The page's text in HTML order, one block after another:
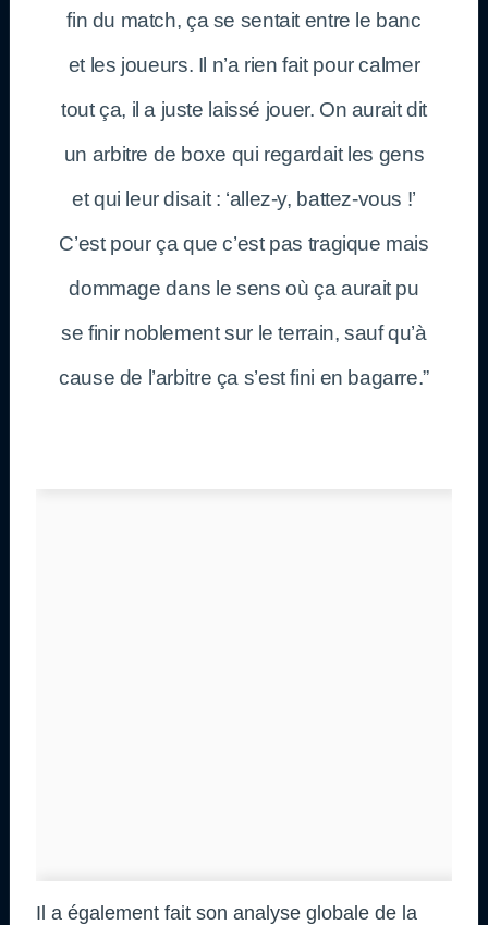
fin du match, ça se sentait entre le banc
et les joueurs. Il n’a rien fait pour calmer
tout ça, il a juste laissé jouer. On aurait dit
un arbitre de boxe qui regardait les gens
et qui leur disait : ‘allez-y, battez-vous !’
C’est pour ça que c’est pas tragique mais
dommage dans le sens où ça aurait pu
se finir noblement sur le terrain, sauf qu’à
cause de l’arbitre ça s’est fini en bagarre.”
Il a également fait son analyse globale de la